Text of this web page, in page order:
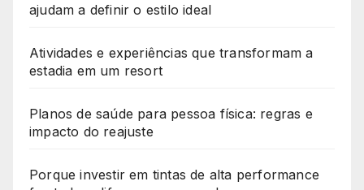
ajudam a definir o estilo ideal
Atividades e experiências que transformam a
estadia em um resort
Planos de saúde para pessoa física: regras e
impacto do reajuste
Porque investir em tintas de alta performance